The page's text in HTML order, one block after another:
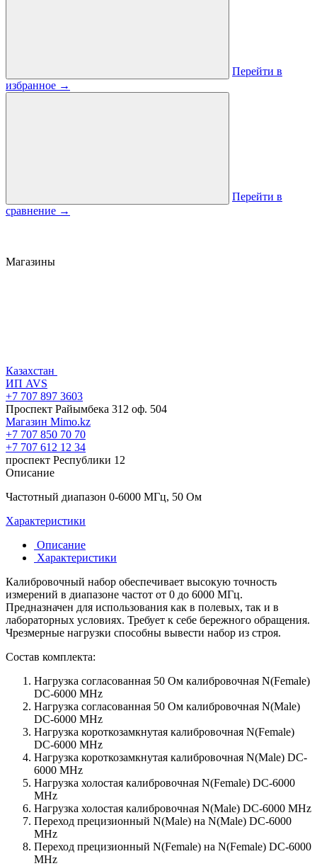
Перейти в
избранное →
Перейти в
сравнение →
Магазины
Казахстан
ИП AVS
+7 707 897 3603
Проспект Райымбека 312 оф. 504
Магазин Mimo.kz
+7 707 850 70 70
+7 707 612 12 34
проспект Республики 12
Описание
Частотный диапазон 0-6000 МГц, 50 Ом
Характеристики
Описание
Характеристики
Калибровочный набор обеспечивает высокую точность
измерений в диапазоне частот от 0 до 6000 МГц.
Предназначен для использования как в полевых, так и в
лабораторных условиях. Требует к себе бережного обращения.
Чрезмерные нагрузки способны вывести набор из строя.
Состав комплекта:
Нагрузка согласованная 50 Ом калибровочная N(Female)
DC-6000 MHz
Нагрузка согласованная 50 Ом калибровочная N(Male)
DC-6000 MHz
Нагрузка короткозамкнутая калибровочная N(Female)
DC-6000 MHz
Нагрузка короткозамкнутая калибровочная N(Male) DC-
6000 MHz
Нагрузка холостая калибровочная N(Female) DC-6000
MHz
Нагрузка холостая калибровочная N(Male) DC-6000 MHz
Переход прецизионный N(Male) на N(Male) DC-6000
MHz
Переход прецизионный N(Female) на N(Female) DC-6000
MHz